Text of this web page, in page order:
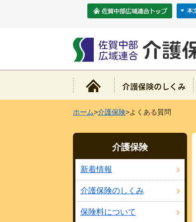
ホーム>介護保険>よくある質問
介護保険
新着情報
介護保険のしくみ
保険料について